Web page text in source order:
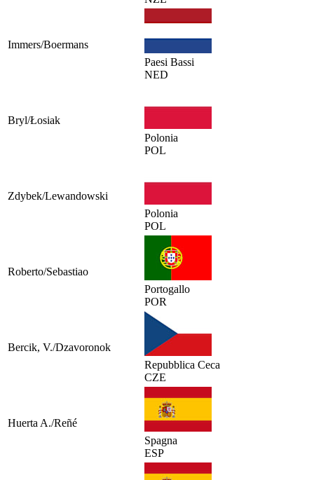
Immers/Boermans
Paesi Bassi
NED
Bryl/Łosiak
Polonia
POL
Zdybek/Lewandowski
Polonia
POL
Roberto/Sebastiao
Portogallo
POR
Bercik, V./Dzavoronok
Repubblica Ceca
CZE
Huerta A./Reñé
Spagna
ESP